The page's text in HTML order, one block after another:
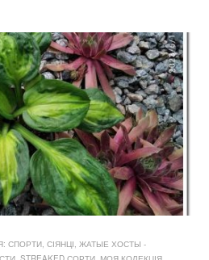
СПОРТИ, СІЯНЦІ, ЖАТЫЕ ХОСТЫ -